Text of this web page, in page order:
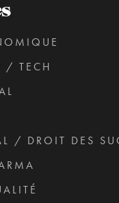
/ TECH
/ DROIT DES